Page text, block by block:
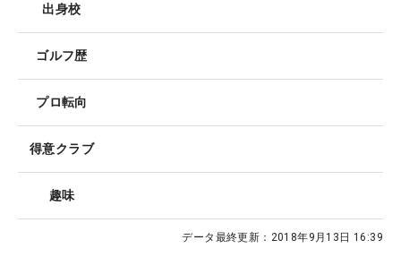
出身校
ゴルフ歴
プロ転向
得意クラブ
趣味
データ最終更新： 2018年9月13日 16:39